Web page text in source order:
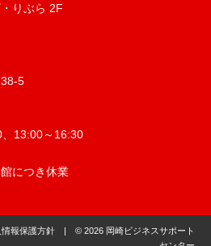
りぶら 2F
5
13:00～16:30
につき休業
情報保護方針 | © 2026 岡崎ビジネスサポート